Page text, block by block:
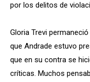
por los delitos de
Gloria Trevi
que Andrade estuvo
que en su contra se
críticas. Muchos